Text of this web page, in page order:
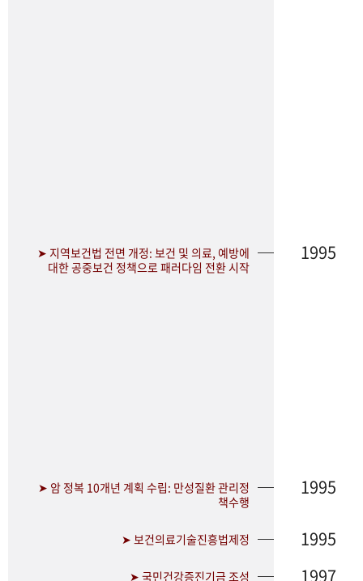
➤ 지역보건법 전면 개정: 보건 및 의료, 예방에
대한 공중보건 정책으로 패러다임 전환 시작
1995
➤ 암 정복 10개년 계획 수립: 만성질환 관리정
책수행
1995
➤ 보건의료기술진흥법제정 1995
➤ 국민건강증진기금 조성 1997